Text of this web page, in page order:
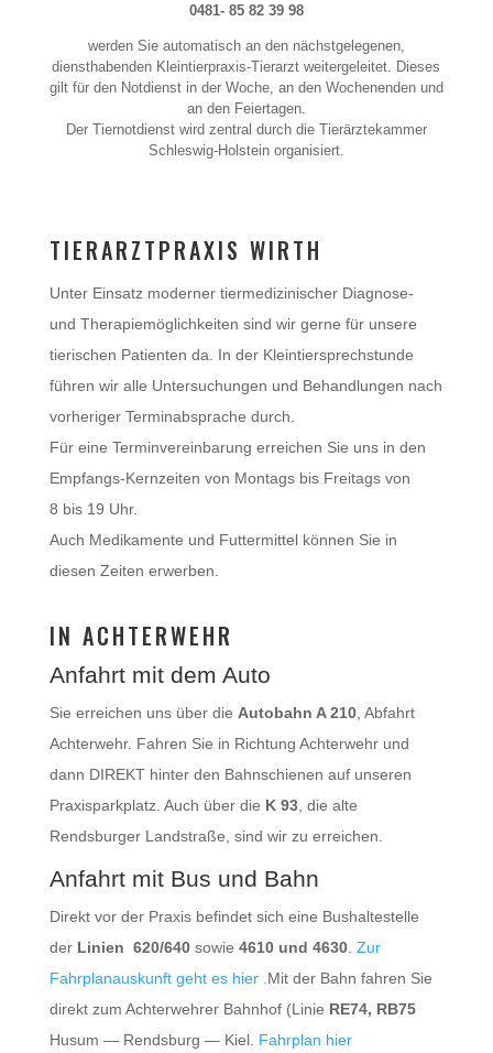
0481- 85 82 39 98
werden Sie automatisch an den nächstgelegenen,
diensthabenden Kleintierpraxis-Tierarzt weitergeleitet. Dieses
gilt für den Notdienst in der Woche, an den Wochenenden und
an den Feiertagen.
Der Tiernotdienst wird zentral durch die Tierärztekammer
Schleswig-Holstein organisiert.
TIERARZTPRAXIS WIRTH
Unter Einsatz moderner tiermedizinischer Diagnose-
und Therapiemöglichkeiten sind wir gerne für unsere
tierischen Patienten da. In der Kleintiersprechstunde
führen wir alle Untersuchungen und Behandlungen nach
vorheriger Terminabsprache durch.
Für eine Terminvereinbarung erreichen Sie uns in den
Empfangs-Kernzeiten von Montags bis Freitags von
8 bis 19 Uhr.
Auch Medikamente und Futtermittel können Sie in
diesen Zeiten erwerben.
IN ACHTERWEHR
Anfahrt mit dem Auto
Sie erreichen uns über die Autobahn A 210, Abfahrt
Achterwehr. Fahren Sie in Richtung Achterwehr und
dann DIREKT hinter den Bahnschienen auf unseren
Praxisparkplatz. Auch über die K 93, die alte
Rendsburger Landstraße, sind wir zu erreichen.
Anfahrt mit Bus und Bahn
Direkt vor der Praxis befindet sich eine Bushaltestelle
der Linien 620/640sowie 4610 und 4630. Zur
Fahrplanauskunft geht es hier . Mit der Bahn fahren Sie
direkt zum Achterwehrer Bahnhof (Linie RE74, RB75
Husum — Rendsburg — Kiel. Fahrplan hier